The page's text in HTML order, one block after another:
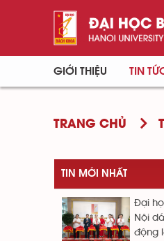
GIỚI THIỆU TIN
TRANG CHỦ
TIN MỚI NHẤT
Đại
Nội
động